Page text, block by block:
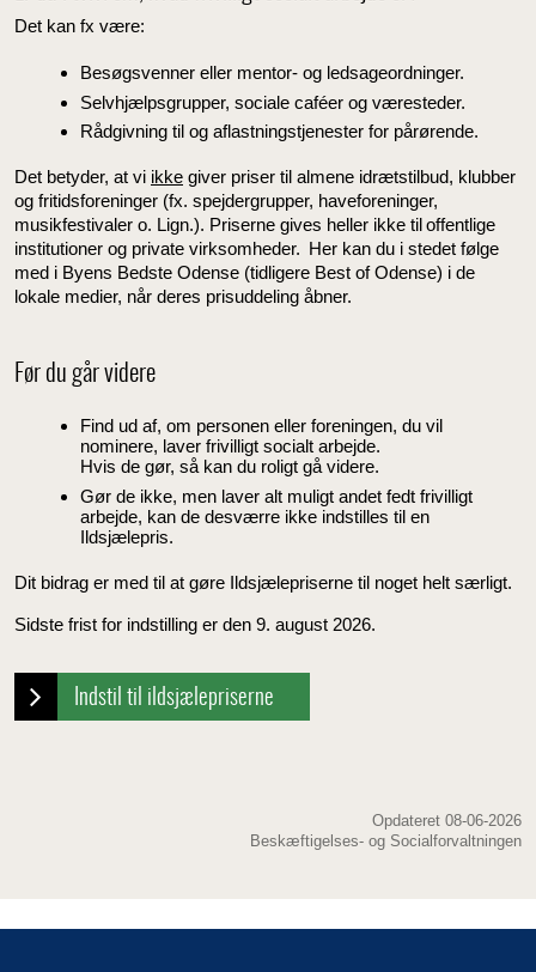
Det kan fx være:
Besøgsvenner eller mentor- og ledsageordninger.
Selvhjælpsgrupper, sociale caféer og væresteder.
Rådgivning til og aflastningstjenester for pårørende.
Det betyder, at vi ikke giver priser til almene idrætstilbud, klubber
og fritidsforeninger (fx. spejdergrupper, haveforeninger,
musikfestivaler o. Lign.). Priserne gives heller ikke til offentlige
institutioner og private virksomheder. Her kan du i stedet følge
med i Byens Bedste Odense (tidligere Best of Odense) i de
lokale medier, når deres prisuddeling åbner.
Før du går videre
Find ud af, om personen eller foreningen, du vil
nominere, laver frivilligt socialt arbejde.
Hvis de gør, så kan du roligt gå videre.
Gør de ikke, men laver alt muligt andet fedt frivilligt
arbejde, kan de desværre ikke indstilles til en
Ildsjælepris.
Dit bidrag er med til at gøre Ildsjælepriserne til noget helt særligt.
Sidste frist for indstilling er den 9. august 2026.
Indstil til ildsjælepriserne
Opdateret 08-06-2026
Beskæftigelses- og Socialforvaltningen